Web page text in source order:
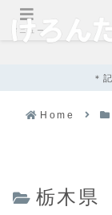
＊
Home
栃木県
メニュー